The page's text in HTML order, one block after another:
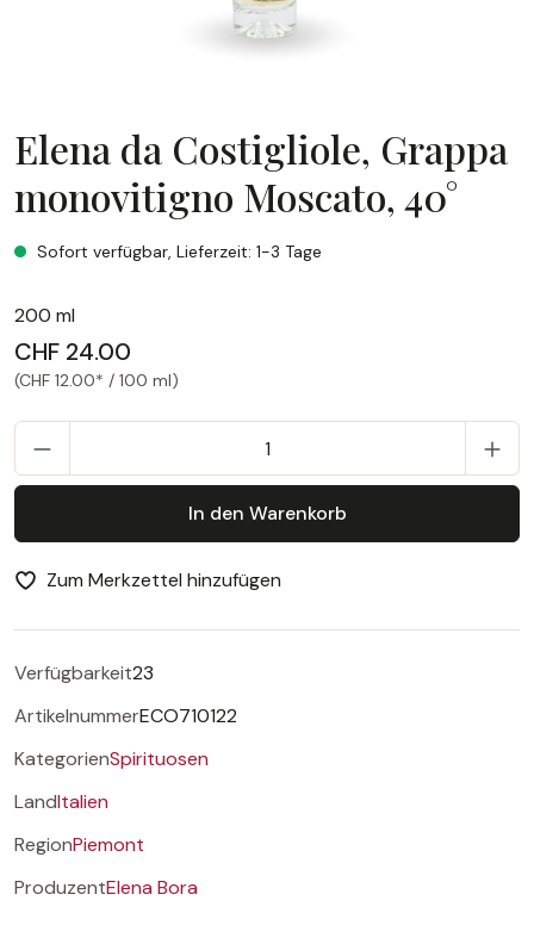
Elena da Costigliole, Grappa
monovitigno Moscato, 40°
Elena da Costigliole, Grappa monovitigno Moscato, 40°
Sofort verfügbar, Lieferzeit: 1-3 Tage
200 ml
CHF 24.00
(CHF 12.00* / 100 ml)
In den Warenkorb
Zum Merkzettel hinzufügen
Verfügbarkeit23
ArtikelnummerECO710122
KategorienSpirituosen
LandItalien
RegionPiemont
ProduzentElena Bora